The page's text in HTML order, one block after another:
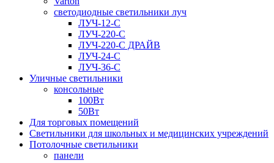
светодиодные светильники луч
ЛУЧ-12-С
ЛУЧ-220-С
ЛУЧ-220-С ДРАЙВ
ЛУЧ-24-С
ЛУЧ-36-С
Уличные светильники
консольные
100Вт
50Вт
Для торговых помещений
Светильники для школьных и медицинских учреждений
Потолочные светильники
панели